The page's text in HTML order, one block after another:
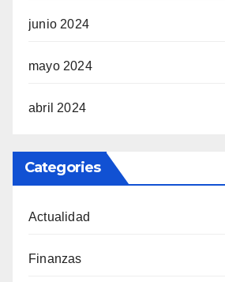
junio 2024
mayo 2024
abril 2024
Categories
Actualidad
Finanzas